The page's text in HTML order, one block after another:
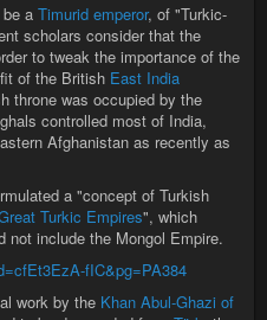
a Timurid emperor, of "Turkic-
scholars consider that the
to tweak the importance of the
of the British East India
throne was occupied by the
controlled most of India,
Afghanistan as recently as
a "concept of Turkish
Turkic Empires", which
not include the Mongol Empire.
fIC&pg=PA384
work by the Khan Abul-Ghazi of